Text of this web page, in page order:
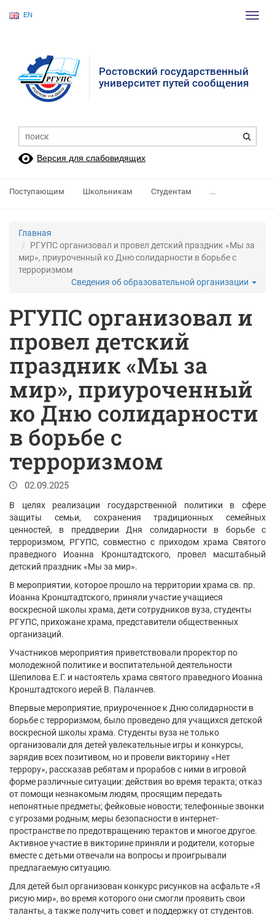
EN
Ростовский государственный
университет путей сообщения
Версия для слабовидящих
Поступающим Школьникам Студентам ...
Главная
РГУПС организовал и провел детский праздник «Мы за
мир», приуроченный ко Дню солидарности в борьбе с
терроризмом
Сведения об образовательной организации
РГУПС организовал и
провел детский
праздник «Мы за
мир», приуроченный
ко Дню солидарности
в борьбе с
терроризмом
02.09.2025
В целях реализации государственной политики в сфере
защиты семьи, сохранения традиционных семейных
ценностей, в преддверии Дня солидарности в борьбе с
терроризмом, РГУПС, совместно с приходом храма Святого
праведного Иоанна Кронштадтского, провел масштабный
детский праздник «Мы за мир».
В мероприятии, которое прошло на территории храма св. пр.
Иоанна Кронштадтского, приняли участие учащиеся
воскресной школы храма, дети сотрудников вуза, студенты
РГУПС, прихожане храма, представители общественных
организаций.
Участников мероприятия приветствовали проректор по
молодежной политике и воспитательной деятельности
Шепилова Е.Г. и настоятель храма святого праведного Иоанна
Кронштадтского иерей В. Паланчев.
Впервые мероприятие, приуроченное к Дню солидарности в
борьбе с терроризмом, было проведено для учащихся детской
воскресной школы храма. Студенты вуза не только
организовали для детей увлекательные игры и конкурсы,
зарядив всех позитивом, но и провели викторину «Нет
террору», рассказав ребятам и прорабов с ними в игровой
форме различные ситуации: действия во время теракта; отказ
от помощи незнакомым людям, просящим передать
непонятные предметы; фейковые новости; телефонные звонки
с угрозами родным; меры безопасности в интернет-
пространстве по предотвращению терактов и многое другое.
Активное участие в викторине приняли и родители, которые
вместе с детьми отвечали на вопросы и проигрывали
предлагаемую ситуацию.
Для детей был организован конкурс рисунков на асфальте «Я
рисую мир», во время которого они смогли проявить свои
таланты, а также получить совет и поддержку от студентов.